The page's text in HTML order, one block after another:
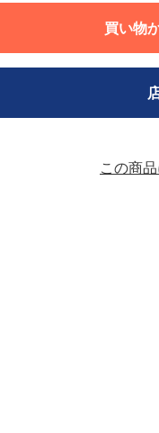
買い物
この商